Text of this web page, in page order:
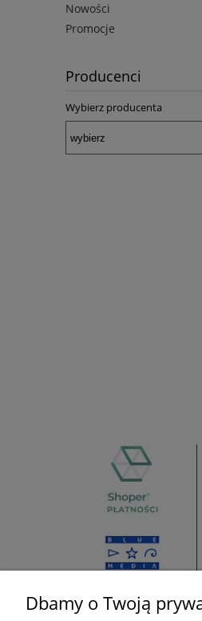
Nowości
Promocje
Producenci
Wybierz producenta
Dbamy o Twoją